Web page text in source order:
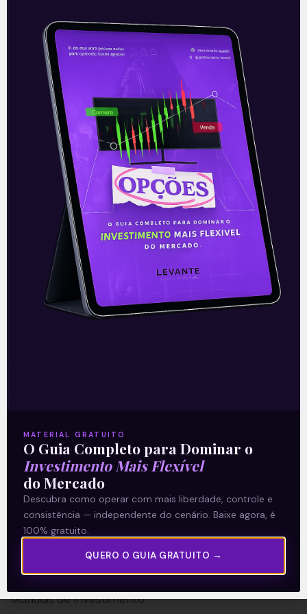
Resultados da Hering (HGTX3)
do 2T21
Uma das mais antigas marcas de
vestuário do país, a Cia. Hering (HGTX3),
divulgou seus resultados referentes ao
segundo trimestre de 2021, na noite desta
Leia mais
06/08/2021
Termos e Condições
Política de Privacidade
Explore
Artigos
E Eu Com Isso?
Vídeos no Youtube
Manuais de Investimento
MATERIAL GRATUITO
O Guia Completo para Dominar o
Investimento Mais Flexível
do Mercado
Descubra como operar com mais liberdade, controle e
consistência — independente do cenário. Baixe agora, é
100% gratuito.
QUERO O GUIA GRATUITO →